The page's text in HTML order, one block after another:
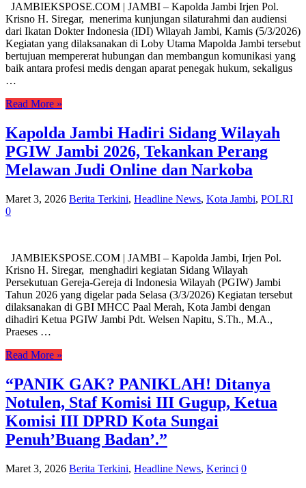
JAMBIEKSPOSE.COM | JAMBI – Kapolda Jambi Irjen Pol.
Krisno H. Siregar, menerima kunjungan silaturahmi dan audiensi
dari Ikatan Dokter Indonesia (IDI) Wilayah Jambi, Kamis (5/3/2026)
Kegiatan yang dilaksanakan di Loby Utama Mapolda Jambi tersebut
bertujuan mempererat hubungan dan membangun komunikasi yang
baik antara profesi medis dengan aparat penegak hukum, sekaligus
…
Read More »
Kapolda Jambi Hadiri Sidang Wilayah
PGIW Jambi 2026, Tekankan Perang
Melawan Judi Online dan Narkoba
Maret 3, 2026 Berita Terkini, Headline News, Kota Jambi, POLRI
0
JAMBIEKSPOSE.COM | JAMBI – Kapolda Jambi, Irjen Pol.
Krisno H. Siregar, menghadiri kegiatan Sidang Wilayah
Persekutuan Gereja-Gereja di Indonesia Wilayah (PGIW) Jambi
Tahun 2026 yang digelar pada Selasa (3/3/2026) Kegiatan tersebut
dilaksanakan di GBI MHCC Paal Merah, Kota Jambi dengan
dihadiri Ketua PGIW Jambi Pdt. Welsen Napitu, S.Th., M.A.,
Praeses …
Read More »
“PANIK GAK? PANIKLAH! Ditanya
Notulen, Staf Komisi III Gugup, Ketua
Komisi III DPRD Kota Sungai
Penuh’Buang Badan’.”
Maret 3, 2026 Berita Terkini, Headline News, Kerinci 0